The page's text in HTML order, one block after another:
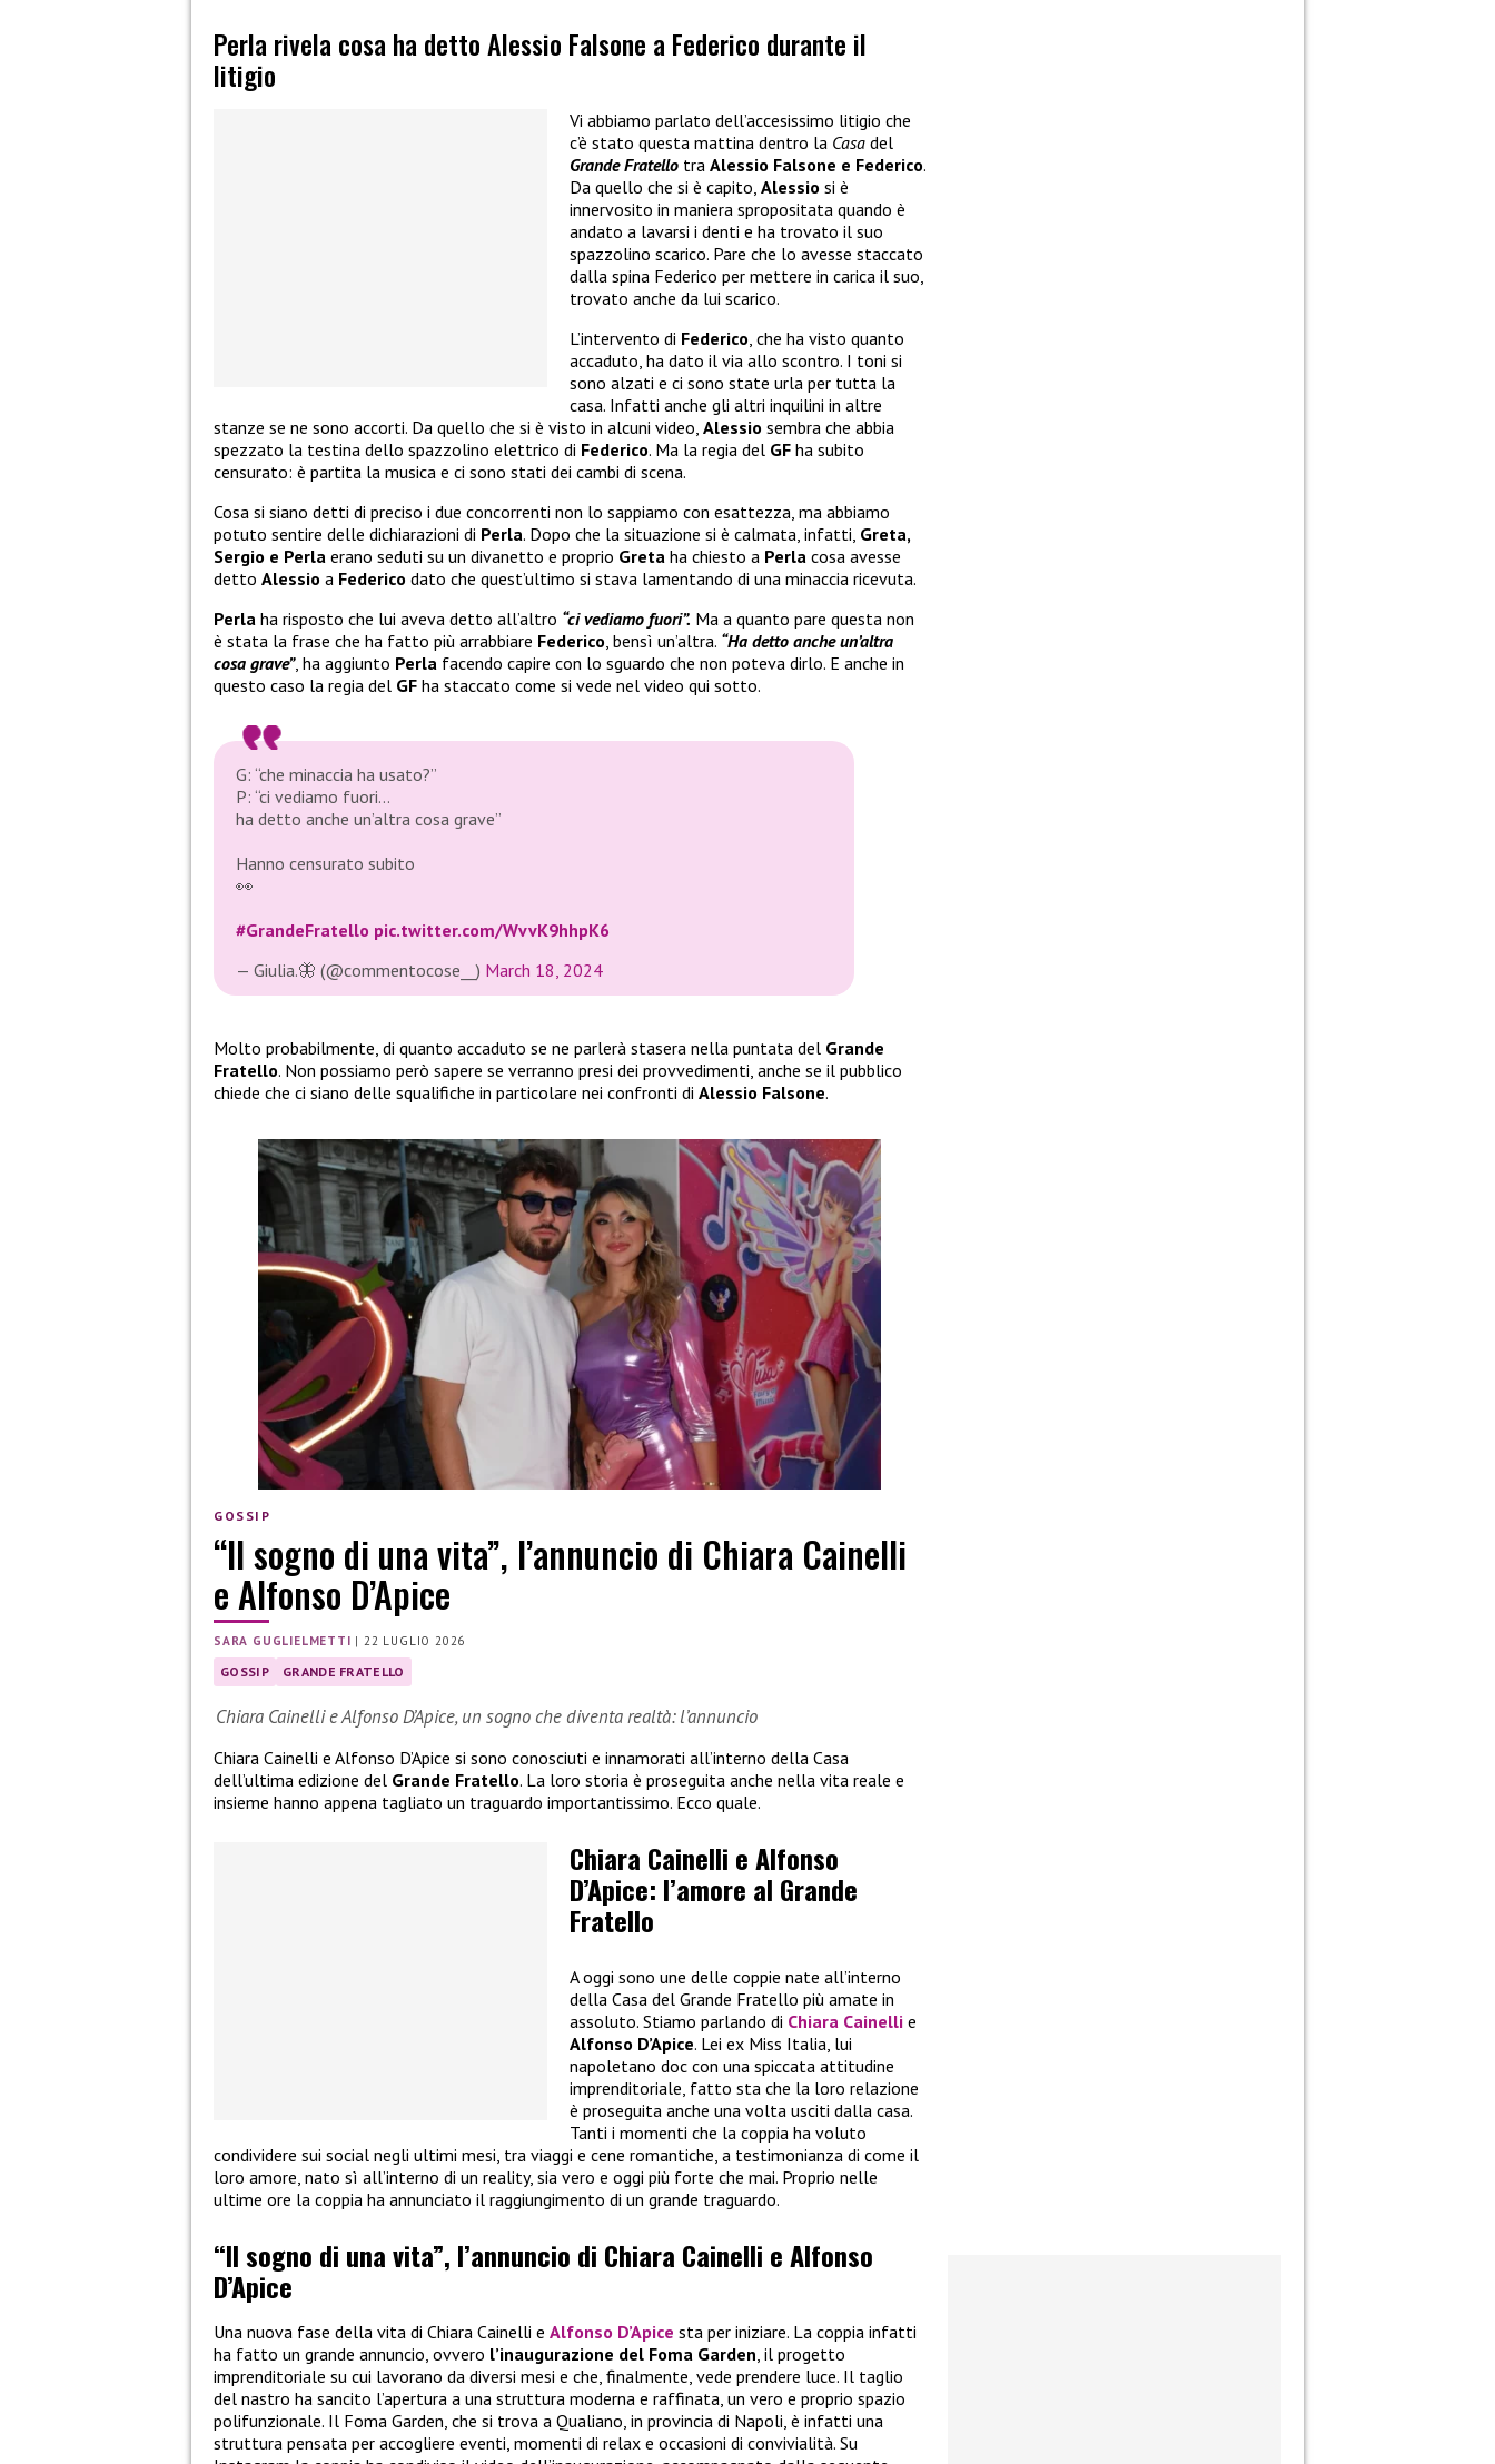
Perla rivela cosa ha detto Alessio Falsone a Federico durante il
litigio
Vi abbiamo parlato dell’accesissimo litigio che
c’è stato questa mattina dentro la Casa del
Grande Fratello tra Alessio Falsone e Federico.
Da quello che si è capito, Alessio si è
innervosito in maniera spropositata quando è
andato a lavarsi i denti e ha trovato il suo
spazzolino scarico. Pare che lo avesse staccato
dalla spina Federico per mettere in carica il suo,
trovato anche da lui scarico.
L’intervento di Federico, che ha visto quanto
accaduto, ha dato il via allo scontro. I toni si
sono alzati e ci sono state urla per tutta la
casa. Infatti anche gli altri inquilini in altre
stanze se ne sono accorti. Da quello che si è visto in alcuni video, Alessio sembra che abbia
spezzato la testina dello spazzolino elettrico di Federico. Ma la regia del GF ha subito
censurato: è partita la musica e ci sono stati dei cambi di scena.
Cosa si siano detti di preciso i due concorrenti non lo sappiamo con esattezza, ma abbiamo
potuto sentire delle dichiarazioni di Perla. Dopo che la situazione si è calmata, infatti, Greta,
Sergio e Perla erano seduti su un divanetto e proprio Greta ha chiesto a Perla cosa avesse
detto Alessio a Federico dato che quest’ultimo si stava lamentando di una minaccia ricevuta.
Perla ha risposto che lui aveva detto all’altro “ci vediamo fuori”. Ma a quanto pare questa non
è stata la frase che ha fatto più arrabbiare Federico, bensì un’altra. “Ha detto anche un’altra
cosa grave”, ha aggiunto Perla facendo capire con lo sguardo che non poteva dirlo. E anche in
questo caso la regia del GF ha staccato come si vede nel video qui sotto.
G: “che minaccia ha usato?”
P: “ci vediamo fuori…
ha detto anche un’altra cosa grave”
Hanno censurato subito
👀
#GrandeFratello pic.twitter.com/WvvK9hhpK6
— Giulia.🦋 (@commentocose__) March 18, 2024
Molto probabilmente, di quanto accaduto se ne parlerà stasera nella puntata del Grande
Fratello. Non possiamo però sapere se verranno presi dei provvedimenti, anche se il pubblico
chiede che ci siano delle squalifiche in particolare nei confronti di Alessio Falsone.
GOSSIP
“Il sogno di una vita”, l’annuncio di Chiara Cainelli
e Alfonso D’Apice
SARA GUGLIELMETTI |22 LUGLIO 2026
GOSSIP GRANDE FRATELLO
Chiara Cainelli e Alfonso D’Apice, un sogno che diventa realtà: l’annuncio
Chiara Cainelli e Alfonso D’Apice si sono conosciuti e innamorati all’interno della Casa
dell’ultima edizione del Grande Fratello. La loro storia è proseguita anche nella vita reale e
insieme hanno appena tagliato un traguardo importantissimo. Ecco quale.
Chiara Cainelli e Alfonso
D’Apice: l’amore al Grande
Fratello
A oggi sono une delle coppie nate all’interno
della Casa del Grande Fratello più amate in
assoluto. Stiamo parlando di Chiara Cainelli e
Alfonso D’Apice. Lei ex Miss Italia, lui
napoletano doc con una spiccata attitudine
imprenditoriale, fatto sta che la loro relazione
è proseguita anche una volta usciti dalla casa.
Tanti i momenti che la coppia ha voluto
condividere sui social negli ultimi mesi, tra viaggi e cene romantiche, a testimonianza di come il
loro amore, nato sì all’interno di un reality, sia vero e oggi più forte che mai. Proprio nelle
ultime ore la coppia ha annunciato il raggiungimento di un grande traguardo.
“Il sogno di una vita”, l’annuncio di Chiara Cainelli e Alfonso
D’Apice
Una nuova fase della vita di Chiara Cainelli e Alfonso D’Apice sta per iniziare. La coppia infatti
ha fatto un grande annuncio, ovvero l’inaugurazione del Foma Garden , il progetto
imprenditoriale su cui lavorano da diversi mesi e che, finalmente, vede prendere luce. Il taglio
del nastro ha sancito l’apertura a una struttura moderna e raffinata, un vero e proprio spazio
polifunzionale. Il Foma Garden, che si trova a Qualiano, in provincia di Napoli, è infatti una
struttura pensata per accogliere eventi, momenti di relax e occasioni di convivialità. Su